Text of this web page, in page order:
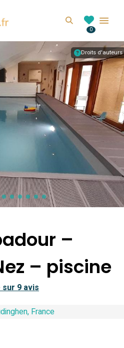
Search
0
Droits d'auteurs
–
– piscine
sur 9 avis
France